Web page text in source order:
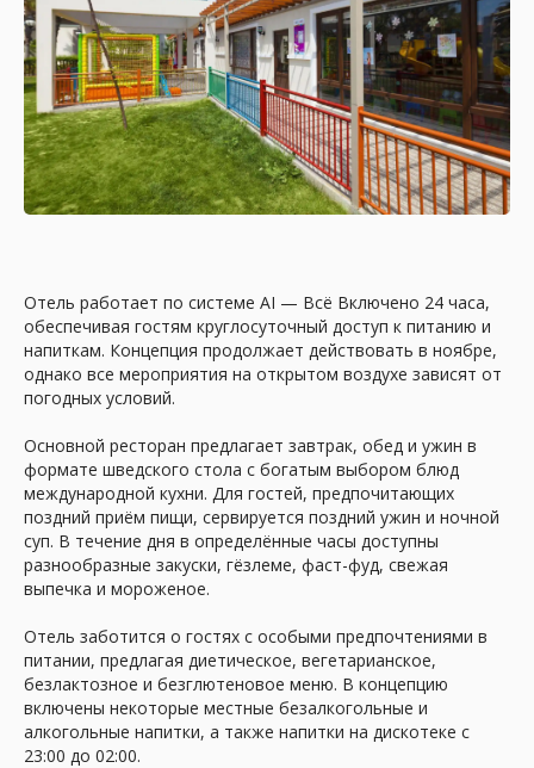
Отель работает по системе AI — Всё Включено 24 часа,
обеспечивая гостям круглосуточный доступ к питанию и
напиткам. Концепция продолжает действовать в ноябре,
однако все мероприятия на открытом воздухе зависят от
погодных условий.
Основной ресторан предлагает завтрак, обед и ужин в
формате шведского стола с богатым выбором блюд
международной кухни. Для гостей, предпочитающих
поздний приём пищи, сервируется поздний ужин и ночной
суп. В течение дня в определённые часы доступны
разнообразные закуски, гёзлеме, фаст-фуд, свежая
выпечка и мороженое.
Отель заботится о гостях с особыми предпочтениями в
питании, предлагая диетическое, вегетарианское,
безлактозное и безглютеновое меню. В концепцию
включены некоторые местные безалкогольные и
алкогольные напитки, а также напитки на дискотеке с
23:00 до 02:00.
Гибкая система оплаты
Вы можете оплатить тур онлайн, в офисе
Гибкие варианты позволяют
забронировать поездку уже сегодня, не
откладывая отдых на потом.
Бесплатное оформление
виз и страховки
Мы берём на себя все формальности:
оформляем медицинскую страховку,
визы и необходимые документы без
дополнительных затрат для вас. Вы
отдыхаете без лишних хлопот.
MAX
Telegram
Каждый день
выкладываем
лучшие туры